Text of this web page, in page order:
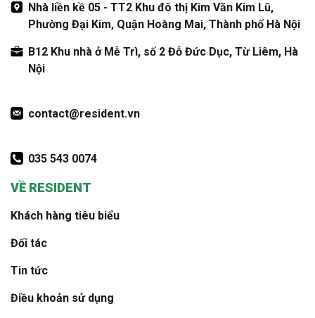
Nhà liền kề 05 - TT2 Khu đô thị Kim Văn Kim Lũ,
Phường Đại Kim, Quận Hoàng Mai, Thành phố Hà Nội
B12 Khu nhà ở Mễ Trì, số 2 Đỗ Đức Dục, Từ Liêm, Hà
Nội
contact@resident.vn
035 543 0074
VỀ RESIDENT
Khách hàng tiêu biểu
Đối tác
Tin tức
Điều khoản sử dụng